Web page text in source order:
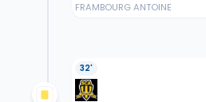
FRAMBOURG ANTOINE
32'